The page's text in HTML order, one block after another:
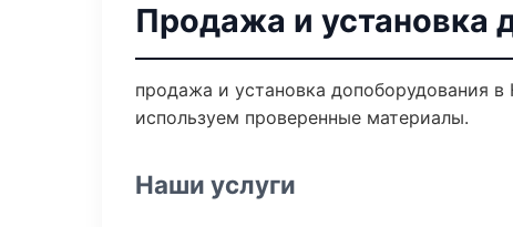
Продажа и установка
продажа и установка допоборудования
используем проверенные материалы.
Наши услуги